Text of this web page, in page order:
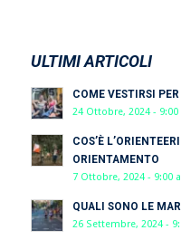
ULTIMI ARTICOLI
COME VESTIRSI
24 Ottobre, 2024 - 9:00
COS’È
ORIENTAMENTO
7 Ottobre, 2024 - 9:00
QUALI SONO LE
26 Settembre, 2024 -